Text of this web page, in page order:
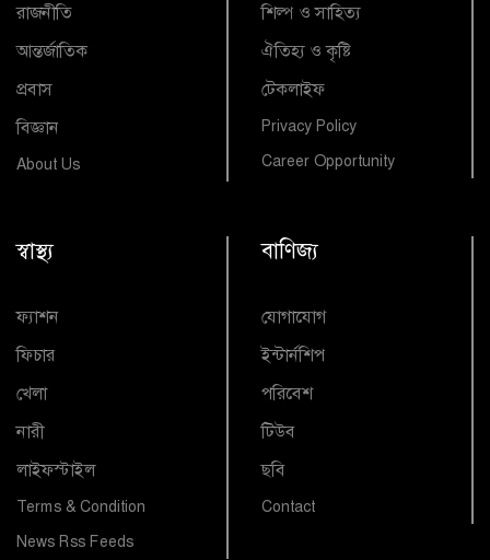
রাজনীতি
আন্তর্জাতিক
প্রবাস
বিজ্ঞান
About Us
শিল্প ও সাহিত্য
ঐতিহ্য ও কৃষ্টি
টেকলাইফ
Privacy Policy
Career Opportunity
স্বাস্থ্য
ফ্যাশন
ফিচার
খেলা
নারী
লাইফস্টাইল
Terms & Condition
News Rss Feeds
বাণিজ্য
যোগাযোগ
ইন্টার্নশিপ
পরিবেশ
টিউব
ছবি
Contact